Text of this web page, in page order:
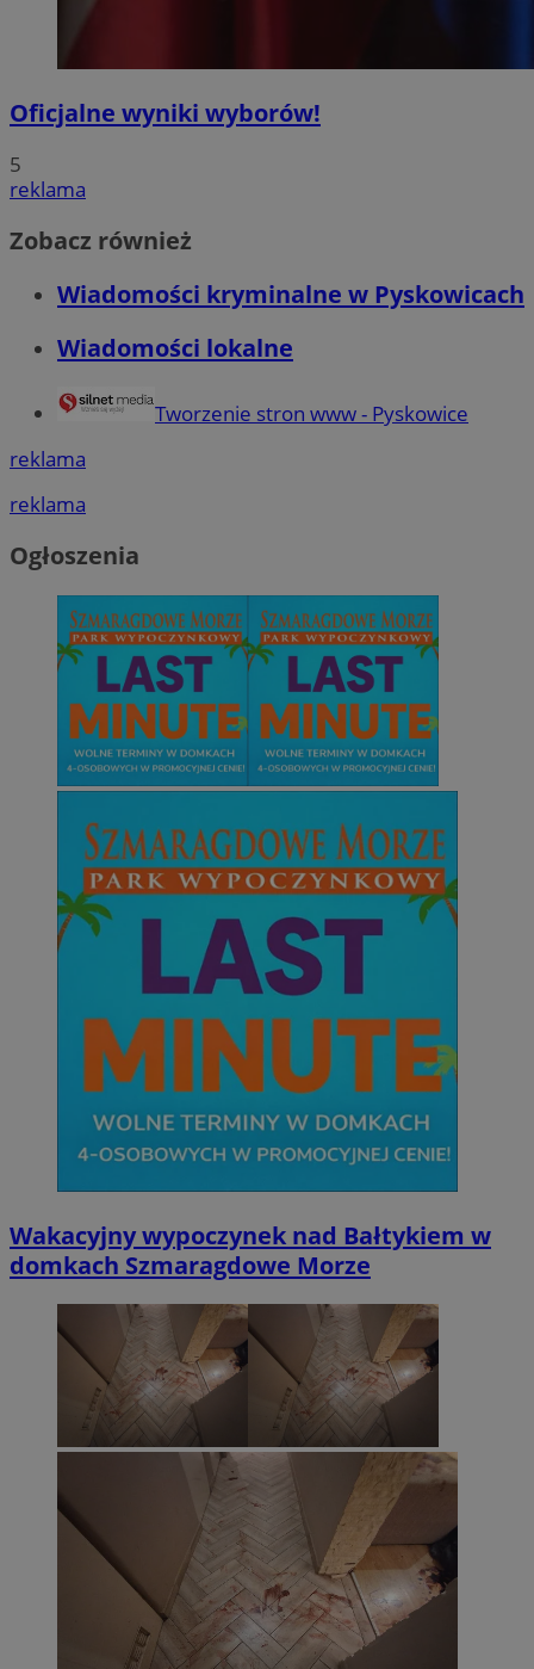
Oficjalne wyniki wyborów!
5
reklama
Zobacz również
Wiadomości kryminalne w Pyskowicach
Wiadomości lokalne
Tworzenie stron www - Pyskowice
reklama
reklama
Ogłoszenia
Wakacyjny wypoczynek nad Bałtykiem w
domkach Szmaragdowe Morze